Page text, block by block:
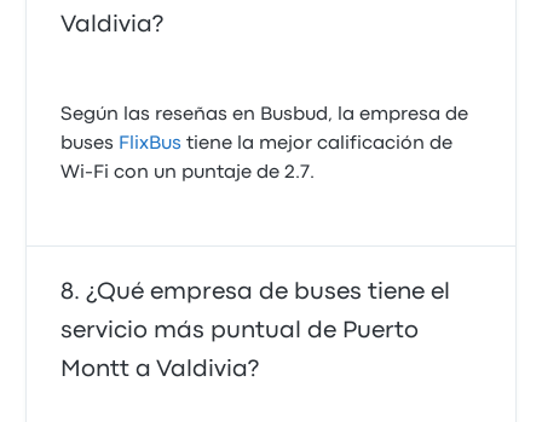
Valdivia?
Según las reseñas en Busbud, la empresa de
buses FlixBus tiene la mejor calificación de
Wi‑Fi con un puntaje de 2.7.
¿Qué empresa de buses tiene el
servicio más puntual de Puerto
Montt a Valdivia?